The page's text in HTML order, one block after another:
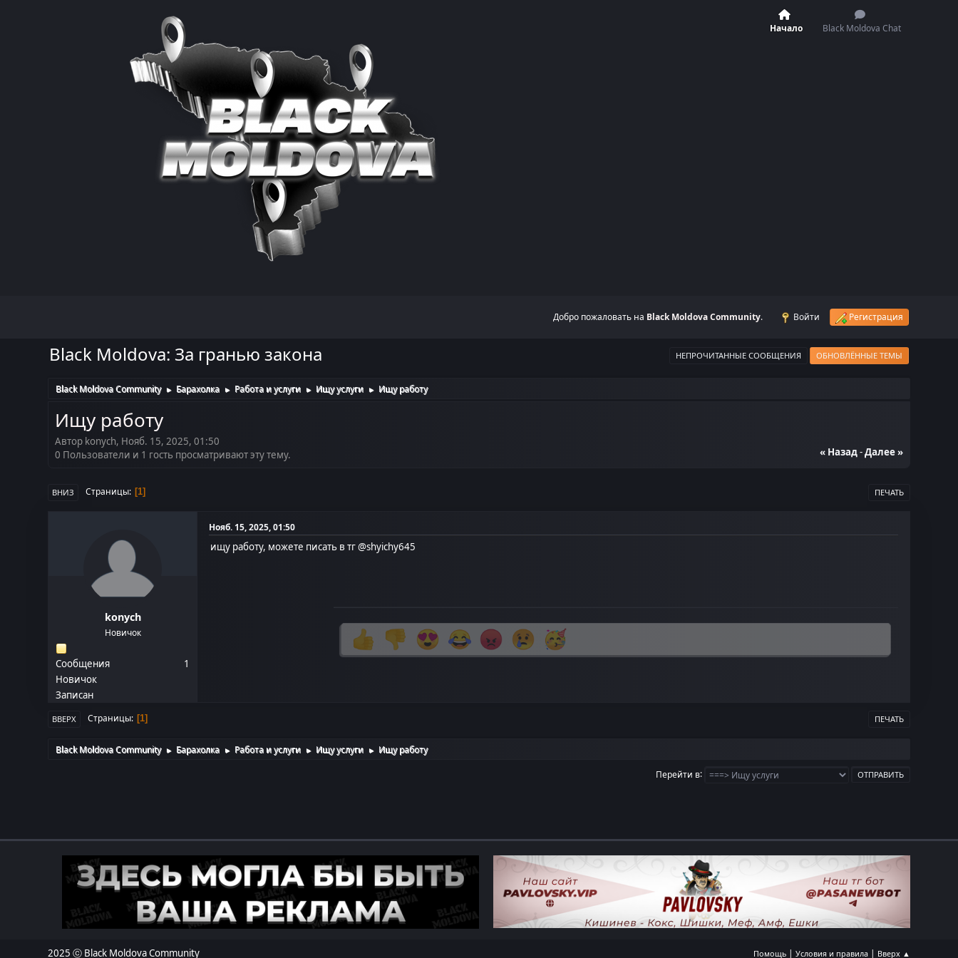
Начало Black Moldova Chat
Добро пожаловать на Black Moldova Community. Войти Регистрация
Black Moldova: За гранью закона НЕПРОЧИТАННЫЕ СООБЩЕНИЯ ОБНОВЛЁННЫЕ ТЕМЫ
Black Moldova Community ► Барахолка ► Работа и услуги ► Ищу услуги ► Ищу работу
Ищу работу
Автор konych, Нояб. 15, 2025, 01:50
« Назад-Далее »
0 Пользователи и 1 гость просматривают эту тему.
ПЕЧАТЬ
ВНИЗ Страницы 1
konych
Новичок
Сообщения
1
Новичок
Записан
Нояб. 15, 2025, 01:50
ищу работу, можете писать в тг @shyichy645
ПЕЧАТЬ
ВВЕРХ Страницы 1
Black Moldova Community ► Барахолка ► Работа и услуги ► Ищу услуги ► Ищу работу
Перейти в
Помощь| Условия и правила| Вверх ▲
2025 ⓒ Black Moldova Community